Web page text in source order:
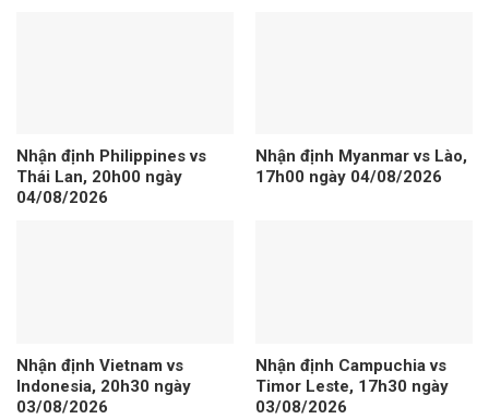
Nhận định Philippines vs
Thái Lan, 20h00 ngày
04/08/2026
Nhận định Myanmar vs Lào,
17h00 ngày 04/08/2026
Nhận định Vietnam vs
Indonesia, 20h30 ngày
03/08/2026
Nhận định Campuchia vs
Timor Leste, 17h30 ngày
03/08/2026